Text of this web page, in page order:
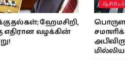
ஹேமசிறி,
எதிரான வழக்கின்